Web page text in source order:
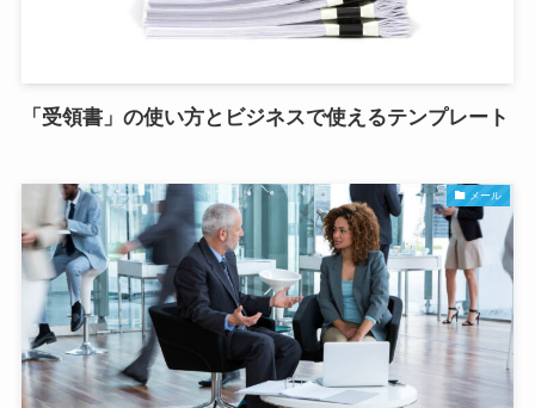
「受領書」の使い方とビジネスで使えるテンプレート
メール